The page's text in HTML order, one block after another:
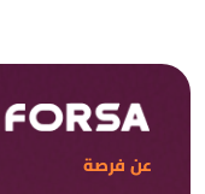
عن فرصة